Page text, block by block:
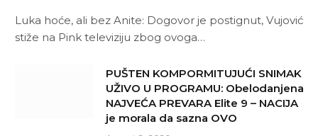
Luka hoće, ali bez Anite: Dogovor je postignut, Vujović
stiže na Pink televiziju zbog ovoga…
PUŠTEN KOMPORMITUJUĆI SNIMAK
UŽIVO U PROGRAMU: Obelodanjena
NAJVEĆA PREVARA Elite 9 – NACIJA
je morala da sazna OVO